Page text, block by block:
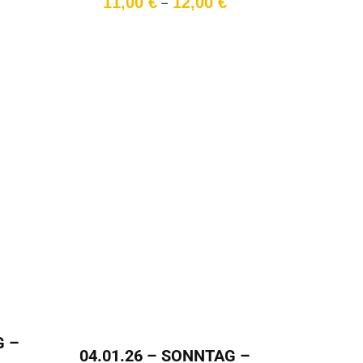
–
–
04.01.26 – SONNTAG –